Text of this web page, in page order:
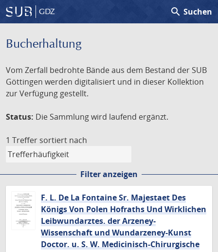
GDZ search Suchen
Bucherhaltung
Vom Zerfall bedrohte Bände aus dem Bestand der SUB
Göttingen werden digitalisiert und in dieser Kollektion
zur Verfügung gestellt.
Status: Die Sammlung wird laufend ergänzt.
1 Treffer sortiert nach
Filter anzeigen
F. L. De La Fontaine Sr. Majestaet Des
Königs Von Polen Hofraths Und Wirklichen
Leibwundarztes. der Arzeney-
Wissenschaft und Wundarzeney-Kunst
Doctor. u. S. W. Medicinisch-Chirurgische